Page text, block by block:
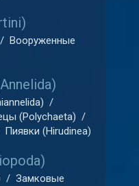
/ Вооруженные
/
(Polychaeta) /
Пиявки (Hirudinea)
/ Замковые